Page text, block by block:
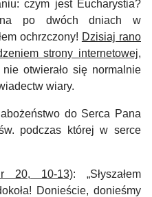
czym jest Eucharystia?
po dwóch dniach w
ochrzczony! Dzisiaj rano
strony internetowej,
otwierało się normalnie
wiary.
do Serca Pana
podczas której w serce
20, 10-13): „Słyszałem
Donieście, donieśmy